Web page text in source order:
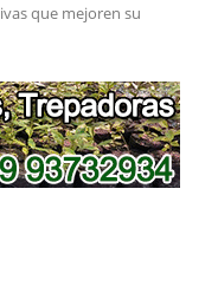
que mejoren su